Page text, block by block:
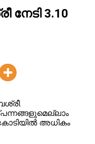
3.10
കോടിയിൽ അധികം